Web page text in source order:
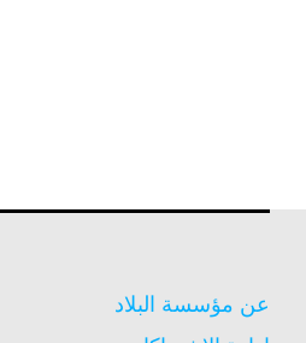
عن مؤسسة البلاد